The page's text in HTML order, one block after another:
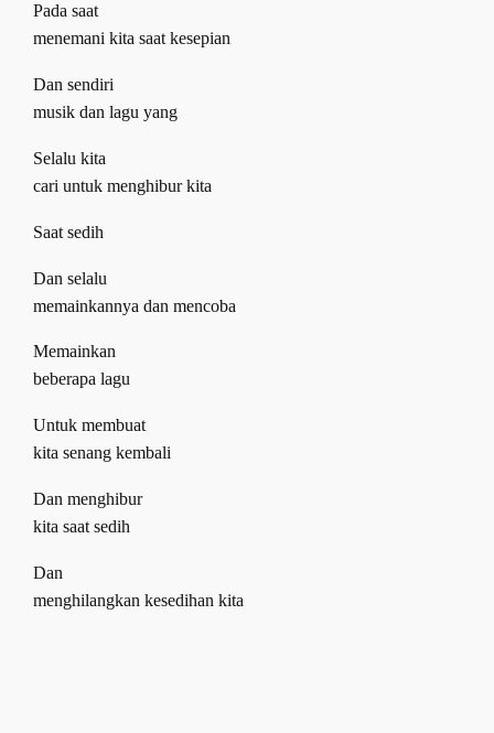
Pada saat
menemani kita saat kesepian
Dan sendiri
musik dan lagu yang
Selalu kita
cari untuk menghibur kita
Saat sedih
Dan selalu
memainkannya dan mencoba
Memainkan
beberapa lagu
Untuk membuat
kita senang kembali
Dan menghibur
kita saat sedih
Dan
menghilangkan kesedihan kita